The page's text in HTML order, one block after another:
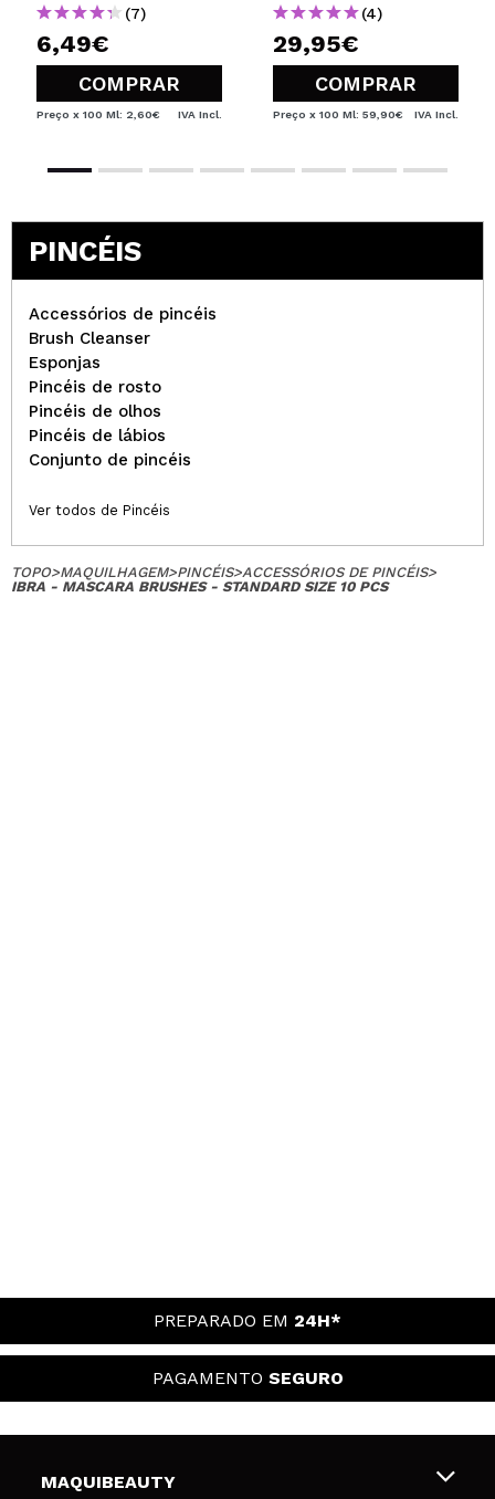
(7)
6,49€
COMPRAR
Preço x 100 Ml: 2,60€ IVA Incl.
(4)
29,95€
COMPRAR
Preço x 100 Ml: 59,90€ IVA Incl.
PINCÉIS
Accessórios de pincéis
Brush Cleanser
Esponjas
Pincéis de rosto
Pincéis de olhos
Pincéis de lábios
Conjunto de pincéis
Ver todos de Pincéis
TOPO>MAQUILHAGEM>PINCÉIS>ACCESSÓRIOS DE PINCÉIS>
IBRA - MASCARA BRUSHES - STANDARD SIZE 10 PCS
PREPARADO EM 24H*
PAGAMENTO SEGURO
MAQUIBEAUTY